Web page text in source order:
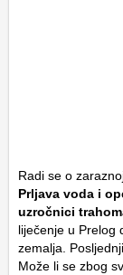
Radi se o
Prljava voda i
uzročnici
liječenje u Prelog
zemalja.
Može li se zbog